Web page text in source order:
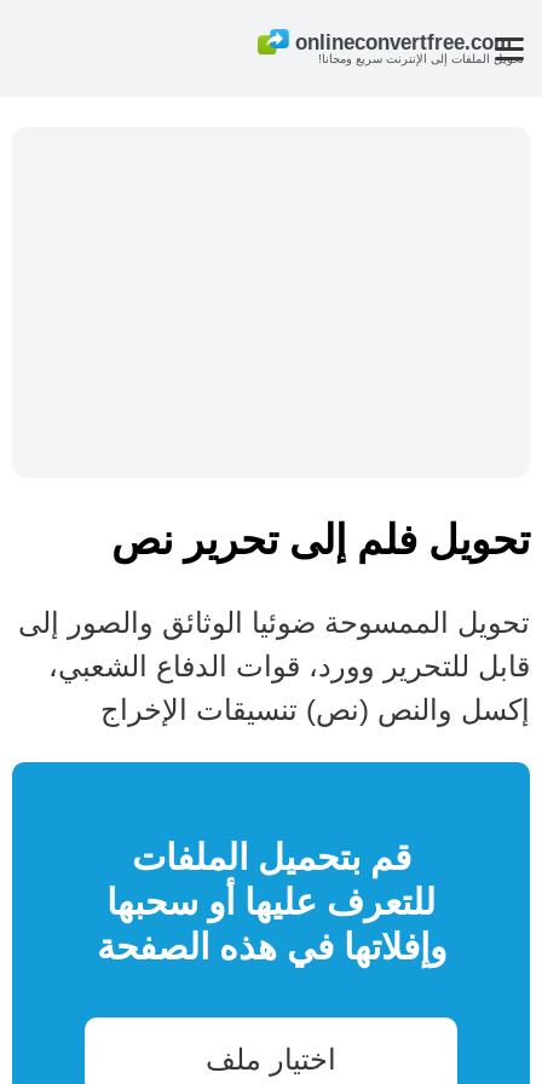
تحويل الملفات إلى الإنترنت سريع ومجانا!
تحويل فلم إلى تحرير نص
تحويل الممسوحة ضوئيا الوثائق والصور إلى
قابل للتحرير وورد، قوات الدفاع الشعبي،
إكسل والنص (نص) تنسيقات الإخراج
قم بتحميل الملفات
للتعرف عليها أو سحبها
وإفلاتها في هذه الصفحة
اختيار ملف